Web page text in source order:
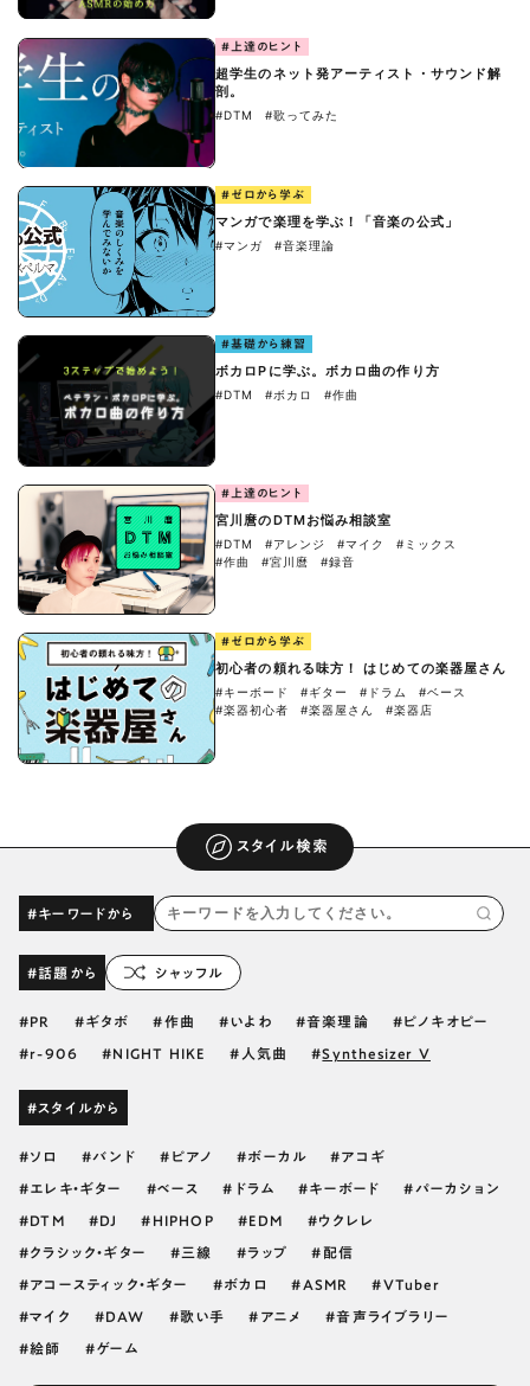
#上達のヒント
超学生のネット発アーティスト・サウンド解
剖。
#DTM #歌ってみた
#ゼロから学ぶ
マンガで楽理を学ぶ！「音楽の公式」
#マンガ #音楽理論
#基礎から練習
ボカロPに学ぶ。ボカロ曲の作り方
#DTM #ボカロ #作曲
#上達のヒント
宮川麿のDTMお悩み相談室
#DTM #アレンジ #マイク
#ミックス
#作曲
#宮川麿 #録音
#ゼロから学ぶ
初心者の頼れる味方！ はじめての楽器屋さん
#キーボード #ギター #ドラム
#ベース
#楽器初心者
#楽器屋さん #楽器店
スタイル検索
#キーワードから
#話題から シャッフル
PR ギタボ 作曲 いよわ 音楽理論 ピノキオピー
r-906 NIGHT HIKE 人気曲 Synthesizer V
#スタイルから
ソロ バンド ピアノ ボーカル アコギ
エレキ・ギター ベース ドラム キーボード パーカション
DTM DJ HIPHOP EDM ウクレレ
クラシック・ギター 三線 ラップ 配信
アコースティック・ギター ボカロ ASMR VTuber
マイク DAW 歌い手 アニメ 音声ライブラリー
絵師 ゲーム